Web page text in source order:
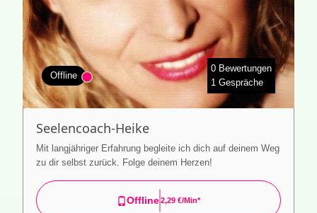
Offline
0 Bewertungen
1 Gespräche
Seelencoach-Heike
Mit langjähriger Erfahrung begleite ich dich auf deinem Weg
zu dir selbst zurück. Folge deinem Herzen!
Offline2,29 €/min*